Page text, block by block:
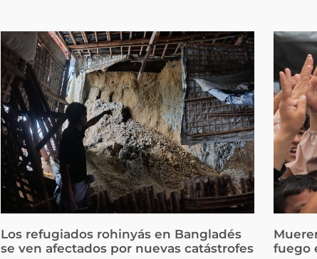
Los refugiados rohinyás en Bangladés
se ven afectados por nuevas catástrofes
fuego